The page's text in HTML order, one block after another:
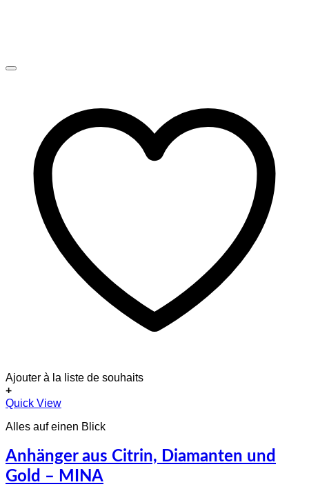
Ajouter à la liste de souhaits
+
Quick View
Alles auf einen Blick
Anhänger aus Citrin, Diamanten und
Gold – MINA